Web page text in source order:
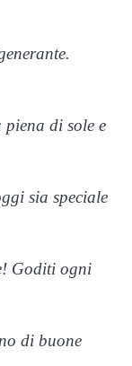
di sole e
sia speciale
Goditi ogni
di buone